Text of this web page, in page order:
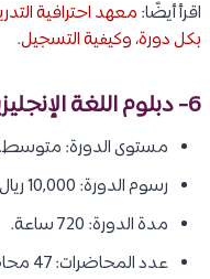
اقرأ أيضًا: معهد احترافية
بكل دورة، وكيفية التسجيل.
6- دبلوم اللغة الإنجليزية:
مستوى الدورة: متوسط.
رسوم الدورة: 10,000 ريال.
مدة الدورة: 720 ساعة.
عدد المحاضرات: 47 محاضرة.